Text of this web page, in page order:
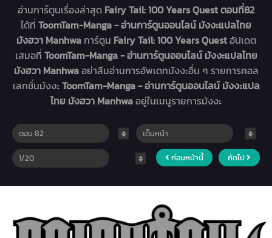
อ่านการ์ตูนเรื่องล่าสุด Fairy Tail: 100 Years Quest ตอนที่82
ได้ที่ ToomTam-Manga - อ่านการ์ตูนออนไลน์ มังงะแปลไทย
มังฮวา Manhwaการ์ตูน Fairy Tail: 100 Years Questอัปเดต
เสมอที่ ToomTam-Manga - อ่านการ์ตูนออนไลน์ มังงะแปลไทย
มังฮวา Manhwaอย่าลืมอ่านการอัพเดทมังงะอื่น ๆ รายการคอล
เลกชั่นมังงะToomTam-Manga - อ่านการ์ตูนออนไลน์ มังงะแปล
ไทย มังฮวา Manhwaอยู่ในเมนูรายการมังงะ
ก่อนหน้านี้ ถัดไป